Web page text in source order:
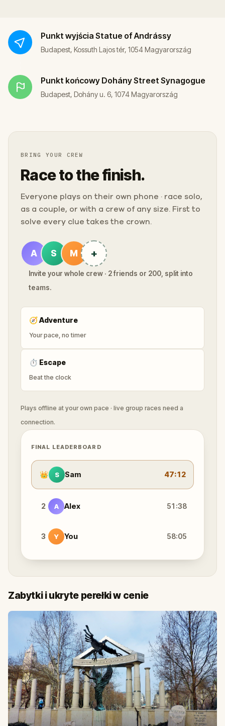
Punkt wyjścia Statue of Andrássy
Budapest, Kossuth Lajos tér, 1054 Magyarország
Punkt końcowy Dohány Street Synagogue
Budapest, Dohány u. 6, 1074 Magyarország
BRING YOUR CREW
Race to the finish.
Everyone plays on their own phone · race solo,
as a couple, or with a crew of any size. First to
solve every clue takes the crown.
A S M +
Invite your whole crew · 2 friends or 200, split into
teams.
🧭Adventure
Your pace, no timer
⏱ Escape
Beat the clock
Plays offline at your own pace · live group races need a
connection.
FINAL LEADERBOARD
👑 S Sam 47:12
2 A Alex 51:38
3 Y You 58:05
Zabytki i ukryte perełki w cenie